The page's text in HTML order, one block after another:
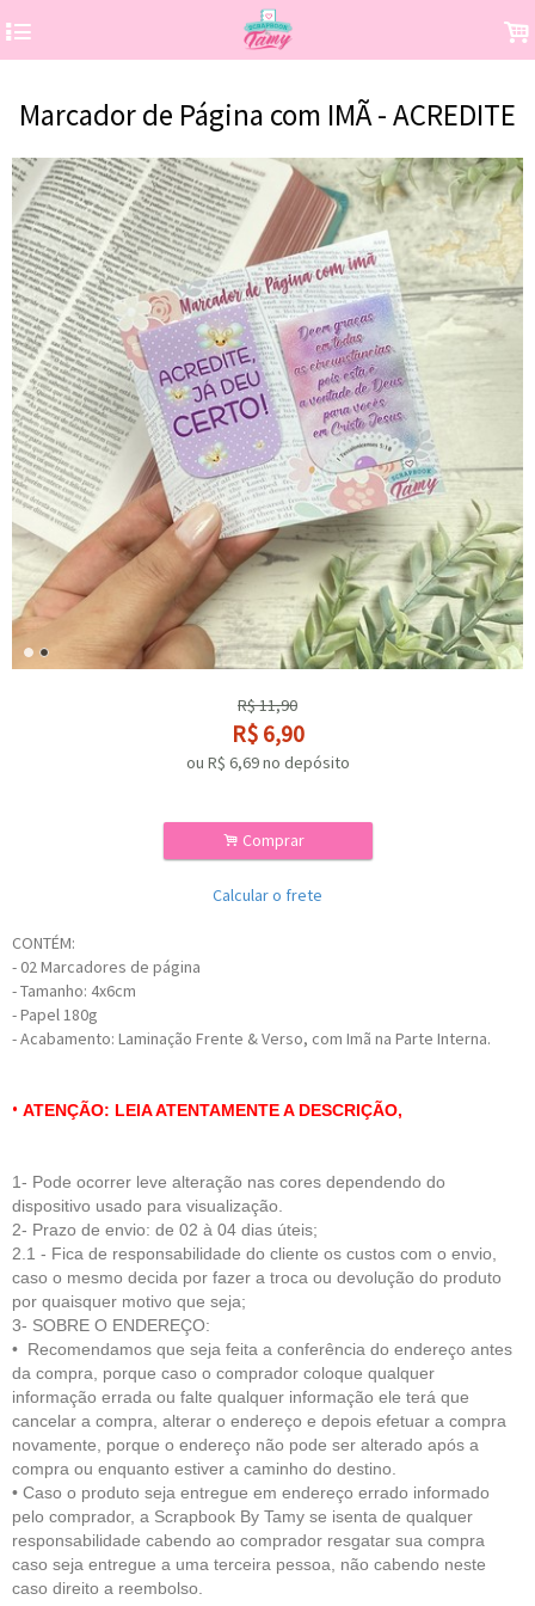
4 .
Marcador de Página com IMÃ - ACREDITE
R$11,90
R$ 6,90
ou R$ 6,69no depósito
. Comprar
Calcular o frete
CONTÉM:
- 02 Marcadores de página
- Tamanho: 4x6cm
- Papel 180g
- Acabamento: Laminação Frente & Verso, com Imã na Parte Interna.
• ATENÇÃO: LEIA ATENTAMENTE A DESCRIÇÃO,
1- Pode ocorrer leve alteração nas cores dependendo do
dispositivo usado para visualização.
2- Prazo de envio: de 02 à 04 dias úteis;
2.1 - Fica de responsabilidade do cliente os custos com o envio,
caso o mesmo decida por fazer a troca ou devolução do produto
por quaisquer motivo que seja;
3- SOBRE O ENDEREÇO:
• Recomendamos que seja feita a conferência do endereço antes
da compra, porque caso o comprador coloque qualquer
informação errada ou falte qualquer informação ele terá que
cancelar a compra, alterar o endereço e depois efetuar a compra
novamente, porque o endereço não pode ser alterado após a
compra ou enquanto estiver a caminho do destino.
• Caso o produto seja entregue em endereço errado informado
pelo comprador, a Scrapbook By Tamy se isenta de qualquer
responsabilidade cabendo ao comprador resgatar sua compra
caso seja entregue a uma terceira pessoa, não cabendo neste
caso direito a reembolso.